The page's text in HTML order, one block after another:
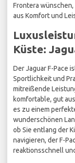
Frontera
aus Komfort und
Küste:
Der Jaguar F-Pace
Sportlichkeit und
mitreißende
komfortable, gut
es zu einem
wunderschönen
ob Sie entlang der
navigieren, der F-
reaktionsschnell